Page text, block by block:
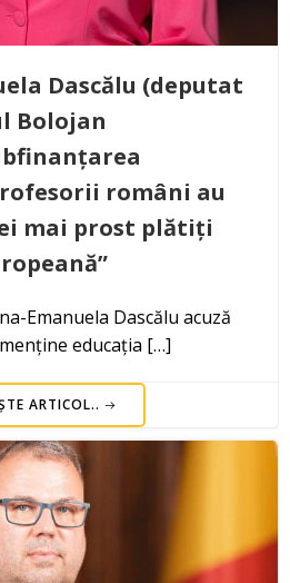
Dascălu (deputat
Bolojan
români au
mai prost plătiți
Emanuela Dascălu acuză
educația […]
ARTICOL..